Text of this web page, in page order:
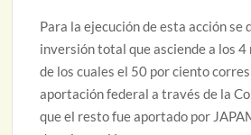
Para la ejecución de esta acción se
inversión total que asciende a los 4
de los cuales el 50 por ciento
aportación federal a través de la
que el resto fue aportado por